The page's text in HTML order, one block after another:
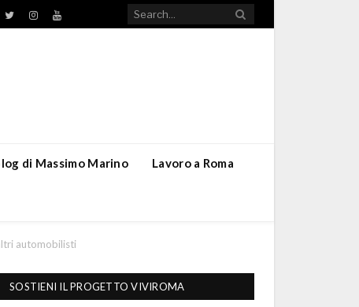
TwitterInstagramYouTube
di Massimo Marino Lavoro a Roma
automobilisti
SOSTIENI IL PROGETTO VIVIROMA